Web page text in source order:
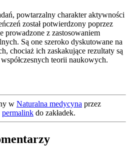
powtarzalny charakter aktywności
został potwierdzony poprzez
prowadzone z zastosowaniem
Są one szeroko dyskutowane na
chociaż ich zaskakujące rezultaty są
teorii naukowych.
w Naturalna medycyna przez
permalink do zakładek.